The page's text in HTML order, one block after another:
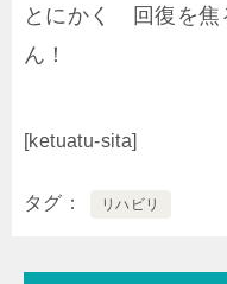
とにかく 回復を焦
ん！
[ketuatu-sita]
タグ リハビリ